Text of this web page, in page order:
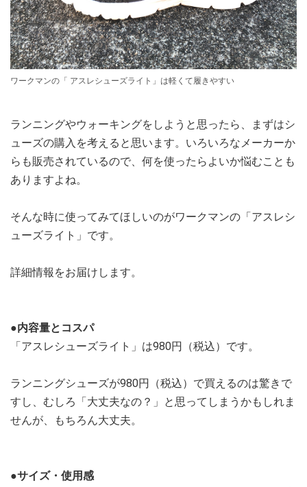
ワークマンの「 アスレシューズライト」は軽くて履きやすい
ランニングやウォーキングをしようと思ったら、まずはシ
ューズの購入を考えると思います。いろいろなメーカーか
らも販売されているので、何を使ったらよいか悩むことも
ありますよね。
そんな時に使ってみてほしいのがワークマンの「アスレシ
ューズライト」です。
詳細情報をお届けします。
●内容量とコスパ
「アスレシューズライト」は980円（税込）です。
ランニングシューズが980円（税込）で買えるのは驚きで
すし、むしろ「大丈夫なの？」と思ってしまうかもしれま
せんが、もちろん大丈夫。
●サイズ・使用感